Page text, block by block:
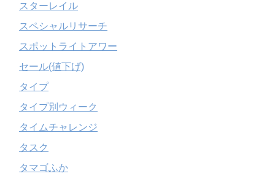
スターレイル
スペシャルリサーチ
スポットライトアワー
セール(値下げ)
タイプ
タイプ別ウィーク
タイムチャレンジ
タスク
タマゴふか